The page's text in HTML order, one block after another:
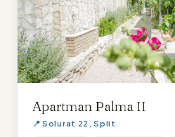
Apartman Palma II
📍 Solurat 22, Split